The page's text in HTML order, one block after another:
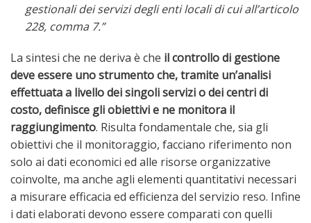
gestionali dei servizi degli enti locali di cui all’articolo
228, comma 7.”
La sintesi che ne deriva è che il controllo di gestione
deve essere uno strumento che, tramite un’analisi
effettuata a livello dei singoli servizi o dei centri di
costo, definisce gli obiettivi e ne monitora il
raggiungimento. Risulta fondamentale che, sia gli
obiettivi che il monitoraggio, facciano riferimento non
solo ai dati economici ed alle risorse organizzative
coinvolte, ma anche agli elementi quantitativi necessari
a misurare efficacia ed efficienza del servizio reso. Infine
i dati elaborati devono essere comparati con quelli